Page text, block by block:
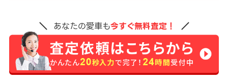
あなたの愛車も今すぐ無料査定！